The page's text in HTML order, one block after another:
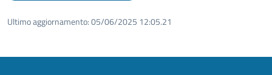
Ultimo aggiornamento:05/06/2025 12:05.21